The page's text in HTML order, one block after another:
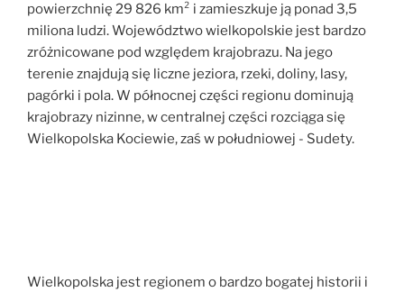
powierzchnię 29 826 km² i zamieszkuje ją ponad 3,5
miliona ludzi. Województwo wielkopolskie jest bardzo
zróżnicowane pod względem krajobrazu. Na jego
terenie znajdują się liczne jeziora, rzeki, doliny, lasy,
pagórki i pola. W północnej części regionu dominują
krajobrazy nizinne, w centralnej części rozciąga się
Wielkopolska Kociewie, zaś w południowej - Sudety.
Wielkopolska jest regionem o bardzo bogatej historii i